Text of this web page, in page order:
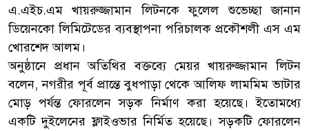
এ.এইচ.এম খায়রুজ্জামান লিটনকে ফুলেল শুভেচ্ছা জানান
ডিয়েনকো লিমিটেডের ব্যবস্থাপনা পরিচালক প্রকৌশলী এস এম
খোরশেদ আলম।
অনুষ্ঠানে প্রধান অতিথির বক্তব্যে মেয়র খায়রুজ্জামান লিটন
বলেন, নগরীর পূর্ব প্রান্তে বুধপাড়া থেকে আলিফ লামমিম ভাটার
মোড় পর্যন্ত ফোরলেন সড়ক নির্মাণ করা হয়েছে। ইতোমধ্যে
একটি দুইলেনের ফ্লাইওভার নির্মিত হয়েছে। সড়কটি ফোরলেন